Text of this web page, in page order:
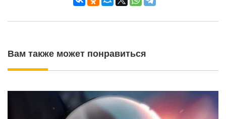
Вам также может понравиться